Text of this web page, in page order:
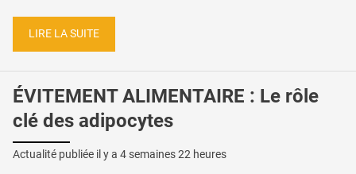
LIRE LA SUITE
ÉVITEMENT ALIMENTAIRE : Le rôle
clé des adipocytes
Actualité publiée il y a 4 semaines 22 heures